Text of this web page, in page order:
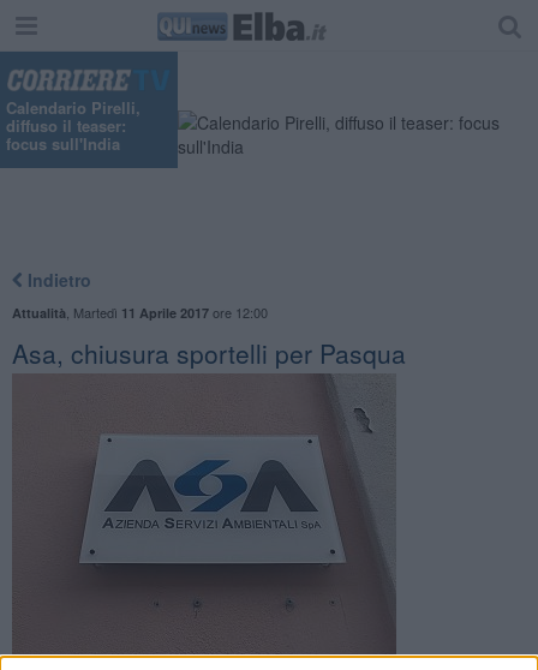
Calendario Pirelli,
diffuso il teaser:
focus sull'India
Indietro
Attualità Martedì 11 Aprile 2017ore 12:00
Asa, chiusura sportelli per Pasqua